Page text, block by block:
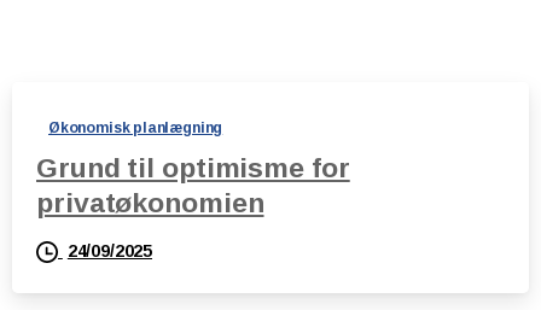
Økonomisk planlægning
Grund til optimisme for
privatøkonomien
24/09/2025